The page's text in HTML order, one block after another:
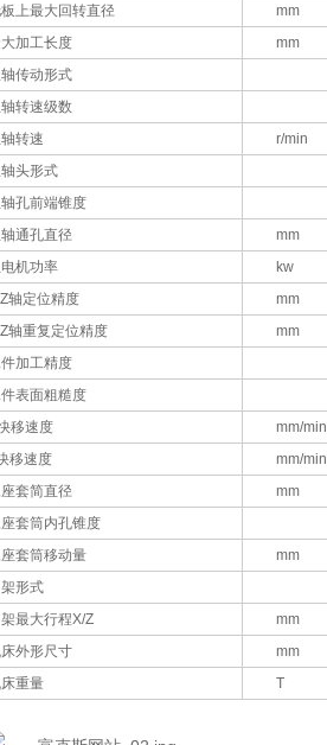
上最大回转直径
mm
加工长度
mm
传动形式
转速级数
转速
r/min
头形式
孔前端锥度
通孔直径
mm
机功率
kw
轴定位精度
mm
轴重复定位精度
mm
加工精度
表面粗糙度
移速度
mm/min
移速度
mm/min
套简直径
mm
套筒内孔锥度
套筒移动量
mm
形式
最大行程X/Z
mm
外形尺寸
mm
重量
T